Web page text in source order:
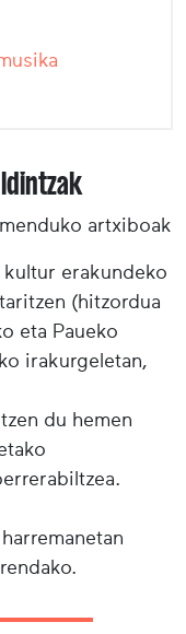
artxiboak
kultur erakundeko
(hitzordua
eta Paueko
irakurgeletan,
du hemen